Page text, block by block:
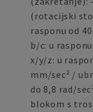
(rotacijski
rasponu od
b/c: u
x/y/z: u
mm/sec² /
do 8,8 rad/
blokom s